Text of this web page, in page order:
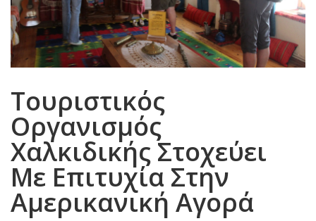
Τουριστικός
Οργανισμός
Χαλκιδικής Στοχεύει
Με Επιτυχία Στην
Αμερικανική Αγορά